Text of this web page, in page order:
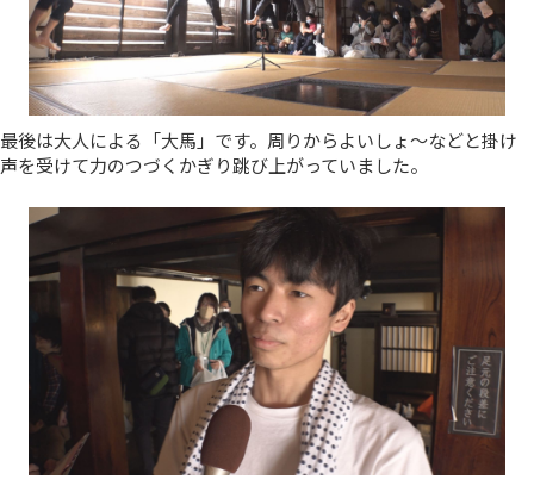
最後は大人による「大馬」です。周りからよいしょ～などと掛け
声を受けて力のつづくかぎり跳び上がっていました。